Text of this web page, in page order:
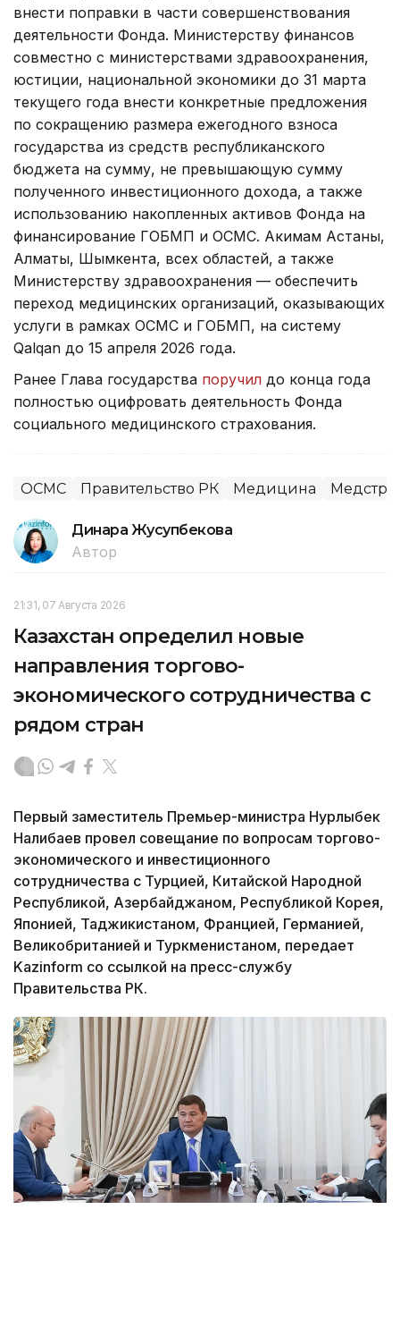
внести поправки в части совершенствования
деятельности Фонда. Министерству финансов
совместно с министерствами здравоохранения,
юстиции, национальной экономики до 31 марта
текущего года внести конкретные предложения
по сокращению размера ежегодного взноса
государства из средств республиканского
бюджета на сумму, не превышающую сумму
полученного инвестиционного дохода, а также
использованию накопленных активов Фонда на
финансирование ГОБМП и ОСМС. Акимам Астаны,
Алматы, Шымкента, всех областей, а также
Министерству здравоохранения — обеспечить
переход медицинских организаций, оказывающих
услуги в рамках ОСМС и ГОБМП, на систему
Qalqan до 15 апреля 2026 года.
Ранее Глава государства поручил до конца года
полностью оцифровать деятельность Фонда
социального медицинского страхования.
ОСМС Правительство РК Медицина
Динара Жусупбекова
Автор
21:31, 07 Августа 2026
Казахстан определил новые
направления торгово-
экономического сотрудничества с
рядом стран
Первый заместитель Премьер-министра Нурлыбек
Налибаев провел совещание по вопросам торгово-
экономического и инвестиционного
сотрудничества с Турцией, Китайской Народной
Республикой, Азербайджаном, Республикой Корея,
Японией, Таджикистаном, Францией, Германией,
Великобританией и Туркменистаном, передает
Kazinform со ссылкой на пресс-службу
Правительства РК.